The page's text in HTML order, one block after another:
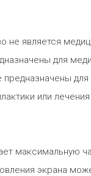
не является
для
предназначены для
или
максимальную
экрана